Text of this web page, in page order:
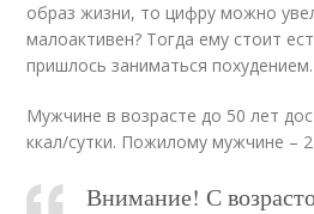
образ жизни, то цифру можно
малоактивен? Тогда ему стоит
пришлось заниматься похудением.
Мужчине в возрасте до 50 лет
ккал/сутки. Пожилому мужчине –
Внимание! С